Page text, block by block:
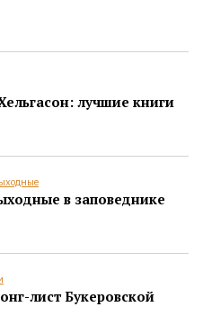
лучшие книги
в заповеднике
лист Букеровской